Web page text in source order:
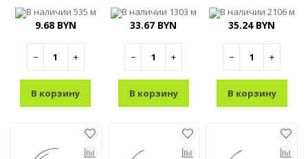
В наличии 535 м
9.68 BYN
− +
В корзину
В наличии 1303 м
33.67 BYN
− +
В корзину
В наличии 2106 м
35.24 BYN
− +
В корзину